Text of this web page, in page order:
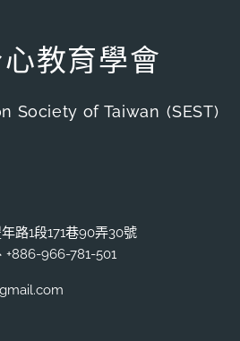
教育學會
Society of Taiwan (SEST)
路1段171巷90弄30號
+886-966-781-501